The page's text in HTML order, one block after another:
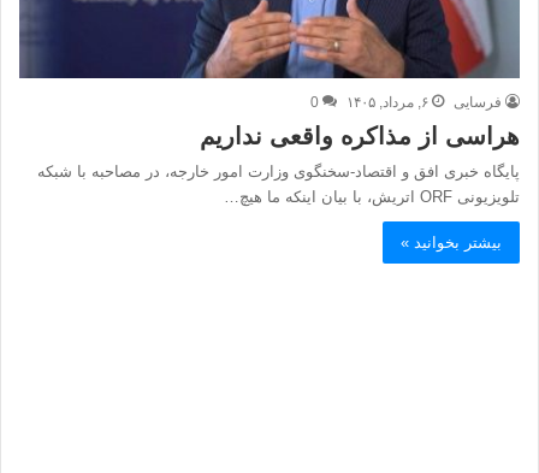
فرسایی ۶, مرداد, ۱۴۰۵ 0
هراسی از مذاکره واقعی نداریم
پایگاه خبری افق و اقتصاد-سخنگوی وزارت امور خارجه، در مصاحبه با شبکه
تلویزیونی ORF اتریش، با بیان اینکه ما هیچ…
بیشتر بخوانید »